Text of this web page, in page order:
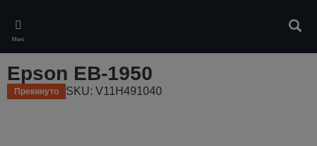
main
content
Meni
Epson EB-1950
Прекинуто SKU: V11H491040